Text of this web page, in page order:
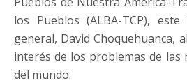
los Pueblos (ALBA-TCP),
general, David Choquehuanca,
interés de los problemas de las
del mundo.